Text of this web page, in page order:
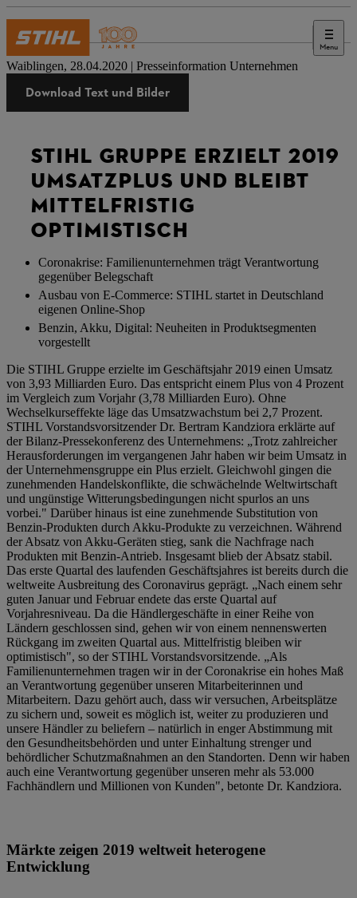
Menu
Presse
Waiblingen, 28.04.2020 | Presseinformation Unternehmen
Download Text und Bilder
STIHL GRUPPE ERZIELT 2019
UMSATZPLUS UND BLEIBT
MITTELFRISTIG
OPTIMISTISCH
Coronakrise: Familienunternehmen trägt Verantwortung
gegenüber Belegschaft
Ausbau von E-Commerce: STIHL startet in Deutschland
eigenen Online-Shop
Benzin, Akku, Digital: Neuheiten in Produktsegmenten
vorgestellt
Die STIHL Gruppe erzielte im Geschäftsjahr 2019 einen Umsatz
von 3,93 Milliarden Euro. Das entspricht einem Plus von 4 Prozent
im Vergleich zum Vorjahr (3,78 Milliarden Euro). Ohne
Wechselkurseffekte läge das Umsatzwachstum bei 2,7 Prozent.
STIHL Vorstandsvorsitzender Dr. Bertram Kandziora erklärte auf
der Bilanz-Pressekonferenz des Unternehmens: „Trotz zahlreicher
Herausforderungen im vergangenen Jahr haben wir beim Umsatz in
der Unternehmensgruppe ein Plus erzielt. Gleichwohl gingen die
zunehmenden Handelskonflikte, die schwächelnde Weltwirtschaft
und ungünstige Witterungsbedingungen nicht spurlos an uns
vorbei." Darüber hinaus ist eine zunehmende Substitution von
Benzin-Produkten durch Akku-Produkte zu verzeichnen. Während
der Absatz von Akku-Geräten stieg, sank die Nachfrage nach
Produkten mit Benzin-Antrieb. Insgesamt blieb der Absatz stabil.
Das erste Quartal des laufenden Geschäftsjahres ist bereits durch die
weltweite Ausbreitung des Coronavirus geprägt. „Nach einem sehr
guten Januar und Februar endete das erste Quartal auf
Vorjahresniveau. Da die Händlergeschäfte in einer Reihe von
Ländern geschlossen sind, gehen wir von einem nennenswerten
Rückgang im zweiten Quartal aus. Mittelfristig bleiben wir
optimistisch", so der STIHL Vorstandsvorsitzende. „Als
Familienunternehmen tragen wir in der Coronakrise ein hohes Maß
an Verantwortung gegenüber unseren Mitarbeiterinnen und
Mitarbeitern. Dazu gehört auch, dass wir versuchen, Arbeitsplätze
zu sichern und, soweit es möglich ist, weiter zu produzieren und
unsere Händler zu beliefern – natürlich in enger Abstimmung mit
den Gesundheitsbehörden und unter Einhaltung strenger und
behördlicher Schutzmaßnahmen an den Standorten. Denn wir haben
auch eine Verantwortung gegenüber unseren mehr als 53.000
Fachhändlern und Millionen von Kunden", betonte Dr. Kandziora.
Märkte zeigen 2019 weltweit heterogene
Entwicklung